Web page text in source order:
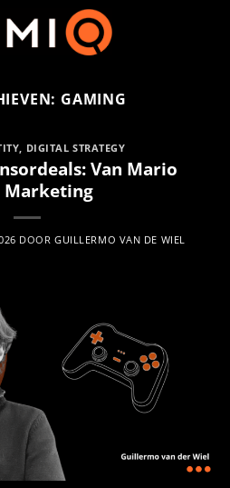
GAMING
, DIGITAL STRATEGY
Van Mario
Marketing
DOORGUILLERMO VAN DE WIEL